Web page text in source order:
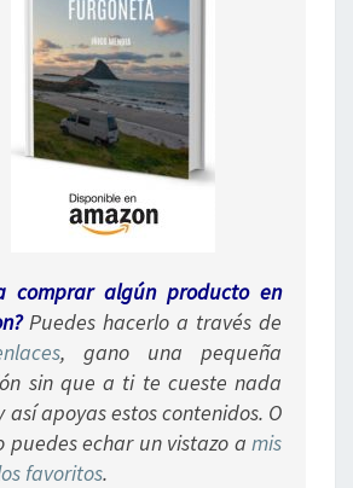
comprar algúnproducto en
Puedes hacerlo a través de
, gano una pequeña
sin que a ti te cueste nada
así apoyas estos contenidos. O
puedes echar un vistazo a mis
favoritos.